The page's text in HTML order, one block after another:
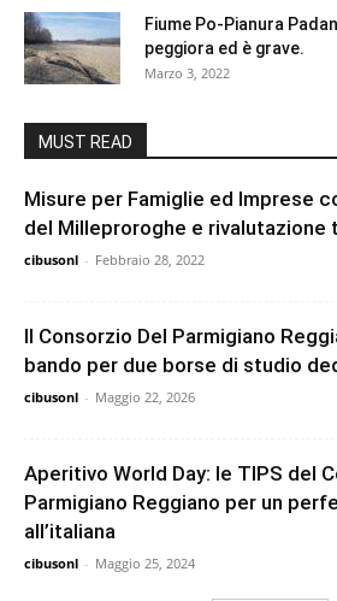
Fiume Po-Pianura
peggiora ed è grave.
Marzo 3, 2022
MUST READ
Misure per Famiglie ed Imprese
del Milleproroghe e rivalutazione
cibusonl - Febbraio 28, 2022
Il Consorzio Del Parmigiano
bando per due borse di studio
cibusonl - Maggio 22, 2026
Aperitivo World Day: le TIPS del
Parmigiano Reggiano per un
all’italiana
cibusonl - Maggio 25, 2024